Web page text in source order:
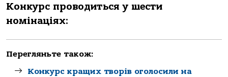
Конкурс проводиться у шести
номінаціях:
Перегляньте також:
Конкурс кращих творів оголосили на